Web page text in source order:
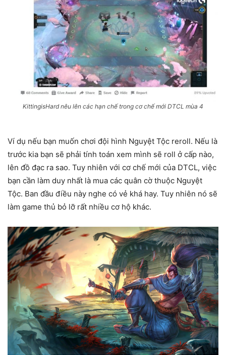
KittingisHard nêu lên các hạn chế trong cơ chế mới DTCL mùa 4
Ví dụ nếu bạn muốn chơi đội hình Nguyệt Tộc reroll. Nếu là
trước kia bạn sẽ phải tính toán xem mình sẽ roll ở cấp nào,
lên đồ đạc ra sao. Tuy nhiên với cơ chế mới của DTCL, việc
bạn cần làm duy nhất là mua các quân cờ thuộc Nguyệt
Tộc. Ban đầu điều này nghe có vẻ khá hay. Tuy nhiên nó sẽ
làm game thủ bỏ lỡ rất nhiều cơ hộ khác.